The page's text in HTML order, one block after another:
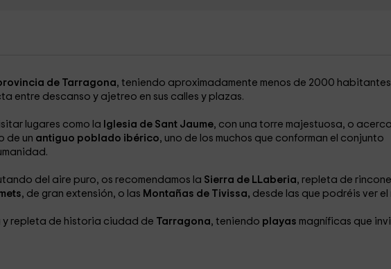
de Tarragona, teniendo aproximadamente menos de 2000
entre descanso y ajetreo en sus calles y plazas.
lugares como la Iglesia de Sant Jaume, con una torre majestuosa, o
de un antiguo poblado ibérico, uno de los muchos que conforman el conjunto
del aire puro, os recomendamos la Sierra de LLaberia, repleta de
, de gran extensión, o las Montañas de Tivissa, desde las que podréis ver el
repleta de historia ciudad de Tarragona, teniendo playas magníficas que